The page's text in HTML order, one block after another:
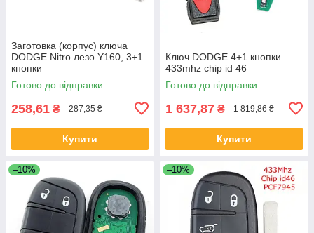
Заготовка (корпус) ключа
DODGE Nitro лезо Y160, 3+1
кнопки
Готово до відправки
258,61 ₴ 287,35 ₴
Купити
Ключ DODGE 4+1 кнопки
433mhz chip id 46
Готово до відправки
1 637,87 ₴ 1 819,86 ₴
Купити
–10% –10%